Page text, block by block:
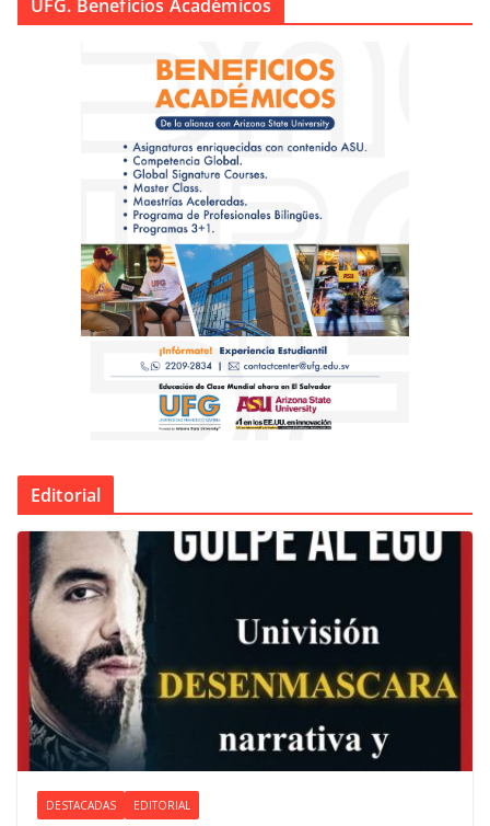
UFG. Beneficios Académicos
Editorial
DESTACADAS EDITORIAL